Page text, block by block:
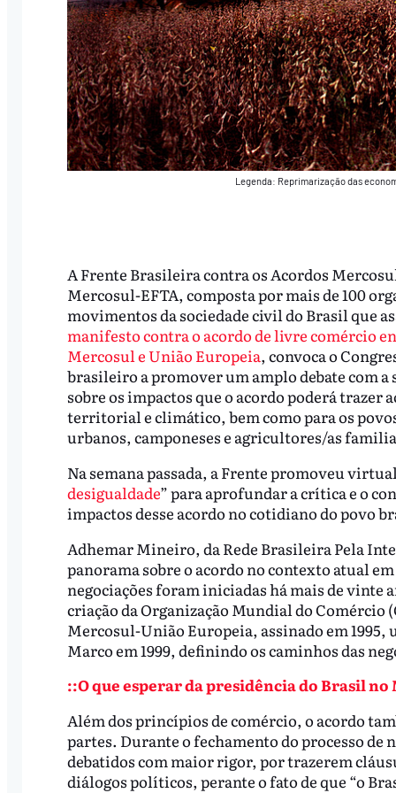
Legenda: Reprimarização das
A Frente Brasileira contra os Acordos
Mercosul-EFTA, composta por mais de 100
movimentos da sociedade civil do Brasil que
manifesto contra o acordo de livre comércio
Mercosul e União Europeia, convoca o
brasileiro a promover um amplo debate com a
sobre os impactos que o acordo poderá
territorial e climático, bem como para os
urbanos, camponeses e agricultores/as
Na semana passada, a Frente promoveu
desigualdade” para aprofundar a crítica e o
impactos desse acordo no cotidiano do povo
Adhemar Mineiro, da Rede Brasileira Pela
panorama sobre o acordo no contexto atual
negociações foram iniciadas há mais de vinte
criação da Organização Mundial do Comércio
Mercosul-União Europeia, assinado em 1995,
Marco em 1999, definindo os caminhos das
::O que esperar da presidência do Brasil
Além dos princípios de comércio, o acordo
partes. Durante o fechamento do processo de
debatidos com maior rigor, por trazerem
diálogos políticos, perante o fato de que “o